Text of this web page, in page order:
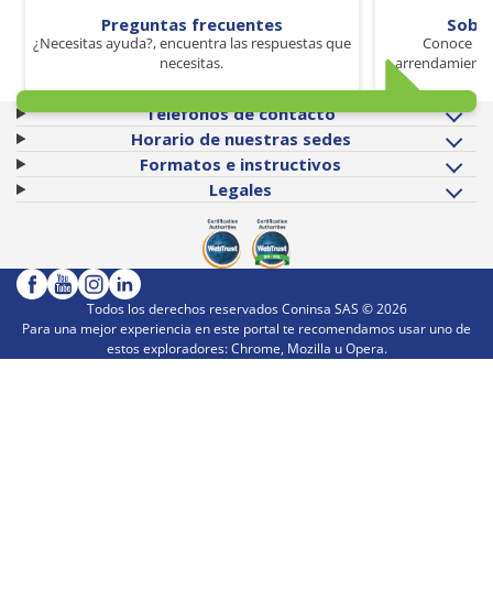
Preguntas frecuentes
¿Necesitas ayuda?, encuentra las respuestas que
necesitas.
Conoce
Teléfonos de contacto
Horario de nuestras sedes
Formatos e instructivos
Legales
Todos los derechos reservados Coninsa SAS ©2026
Para una mejor experiencia en este portal te recomendamos usar uno de
estos exploradores: Chrome, Mozilla u Opera.